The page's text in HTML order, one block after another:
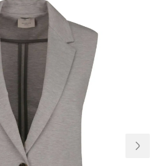
О нас
Доставка и
оплата
Возвращение
и обмен
магазине
Вопросы и
ответы
Контакты
Palmira Club
Уход
+38(050)4840005